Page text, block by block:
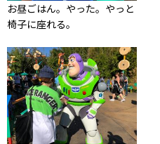
お昼ごはん。やった。やっと
椅子に座れる。